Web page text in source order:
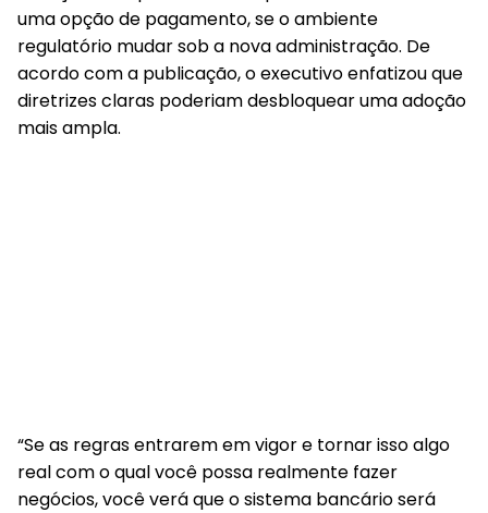
uma opção de pagamento, se o ambiente
regulatório mudar sob a nova administração. De
acordo com a publicação, o executivo enfatizou que
diretrizes claras poderiam desbloquear uma adoção
mais ampla.
“Se as regras entrarem em vigor e tornar isso algo
real com o qual você possa realmente fazer
negócios, você verá que o sistema bancário será